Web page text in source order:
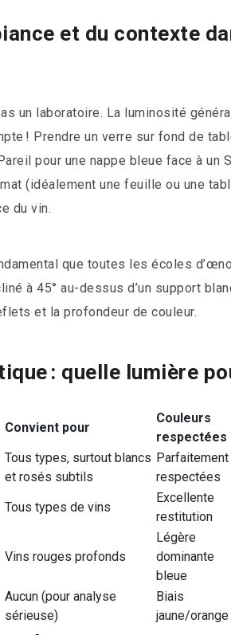
et du contexte
un laboratoire. La luminosité
! Prendre un verre sur fond de
pour une nappe bleue face à un
(idéalement une feuille ou une
du vin.
que toutes les écoles
à 45° au-dessus d’un support
et la profondeur de couleur.
: quelle lumière
Convient pour
Couleurs
respectées
Tous types, surtout blancs
et rosés subtils
Parfaitement
respectées
Tous types de vins
Excellente
restitution
Vins rouges profonds
Légère
dominante
bleue
Aucun (pour analyse
sérieuse)
Biais
jaune/orange